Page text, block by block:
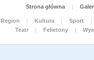
Strona główna |
Region | Kultura | Sport
|
Teatr
| Felietony |